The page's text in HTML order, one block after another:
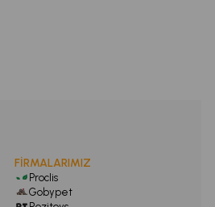
FİRMALARIMIZ
Proclis
Gobypet